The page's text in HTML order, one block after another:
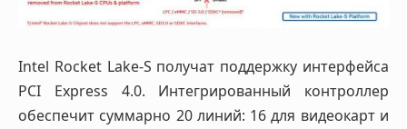
Intel Rocket Lake-S получат поддержку интерфейса
PCI Express 4.0. Интегрированный контроллер
обеспечит суммарно 20 линий: 16 для видеокарт и